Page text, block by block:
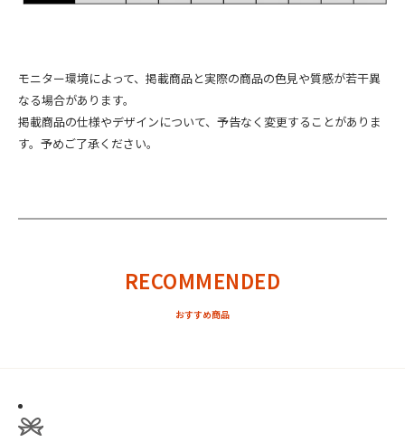
モニター環境によって、掲載商品と実際の商品の色見や質感が若干異
なる場合があります。
掲載商品の仕様やデザインについて、予告なく変更することがありま
す。予めご了承ください。
RECOMMENDED